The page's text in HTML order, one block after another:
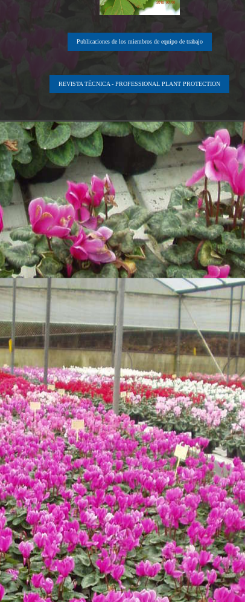
Publicaciones de los miembros de equipo de trabajo
REVISTA TÉCNICA - PROFESSIONAL PLANT PROTECTION